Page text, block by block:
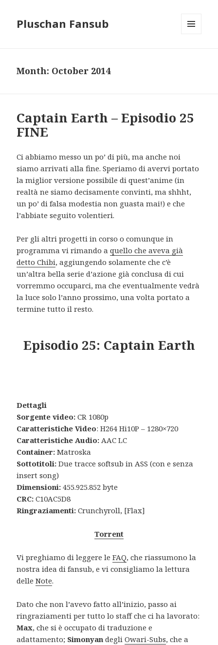
Pluschan Fansub
Month: October 2014
Captain Earth – Episodio 25
FINE
Ci abbiamo messo un po’ di più, ma anche noi
siamo arrivati alla fine. Speriamo di avervi portato
la miglior versione possibile di quest’anime (in
realtà ne siamo decisamente convinti, ma shhht,
un po’ di falsa modestia non guasta mai!) e che
l’abbiate seguito volentieri.
Per gli altri progetti in corso o comunque in
programma vi rimando aquello che aveva già
detto Chibi, aggiungendo solamente che c’è
un’altra bella serie d’azione già conclusa di cui
vorremmo occuparci, ma che eventualmente vedrà
la luce solo l’anno prossimo, una volta portato a
termine tutto il resto.
Episodio 25: Captain Earth
Dettagli
Sorgente video:CR 1080p
Caratteristiche Video: H264 Hi10P – 1280×720
Caratteristiche Audio: AAC LC
Container: Matroska
Sottotitoli: Due tracce softsub in ASS (con e senza
insert song)
Dimensioni: 455.925.852 byte
CRC: C10AC5D8
Ringraziamenti:Crunchyroll, [Flax]
Torrent
Vi preghiamo di leggere leFAQ, che riassumono la
nostra idea di fansub, e vi consigliamo la lettura
delleNote.
Dato che non l’avevo fatto all’inizio, passo ai
ringraziamenti per tutto lo staff che ci ha lavorato:
Max, che si è occupato di traduzione e
adattamento; Simonyan degliOwari-Subs, che a